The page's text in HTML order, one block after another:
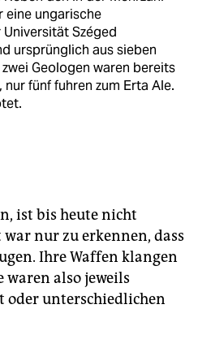
eine ungarische
Széged
ursprünglich aus sieben
Geologen waren bereits
fünf fuhren zum Erta Ale.
Holstein und einen 58-
aus der Gruppe wurden
außerdem wurden ein
ein äthiopischer Fahrer und
Verletzten liegen
im Krankenhaus. Von den
tödlichen Überfall
ist bis heute nicht
nur zu erkennen, dass
Ihre Waffen klangen
also jeweils
oder unterschiedlichen